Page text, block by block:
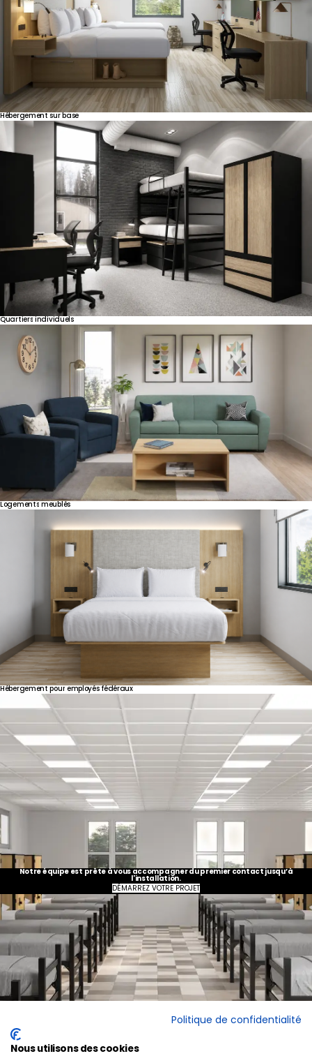
Hébergementsurbase
Quartiersindividuels
Logementsmeublés
Hébergementpouremployésfédéraux
Notre équipe est prête à vous accompagner du premier contact jusqu’à
l'installation.
DÉMARREZ VOTRE PROJET
Canada - FR
United Kingdom
Politique de confidentialité
Nous utilisons des cookies